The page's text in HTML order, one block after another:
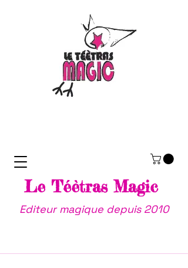
Le Téètras Magic
Editeur magique depuis 2010